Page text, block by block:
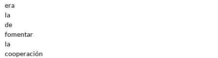
era
la
de
fomentar
la
cooperación